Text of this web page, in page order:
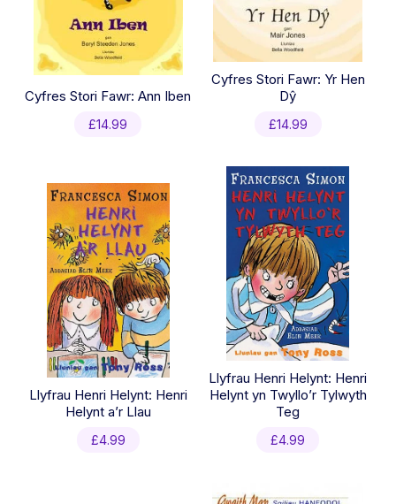
Cyfres Stori Fawr: Ann Iben
£14.99
Cyfres Stori Fawr: Yr Hen
Dŷ
£14.99
Llyfrau Henri Helynt: Henri
Helynt a’r Llau
£4.99
Llyfrau Henri Helynt: Henri
Helynt yn Twyllo’r Tylwyth
Teg
£4.99